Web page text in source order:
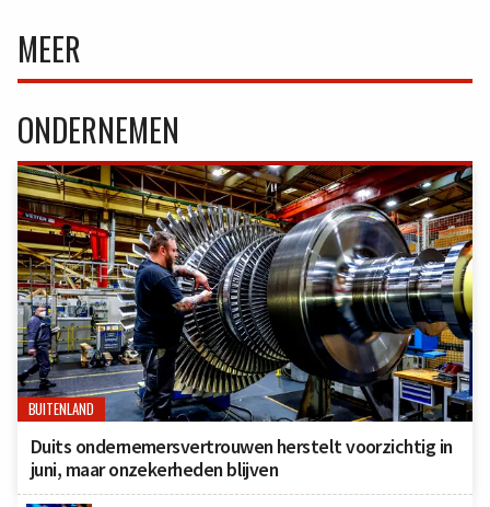
MEER
ONDERNEMEN
BUITENLAND
Duits ondernemersvertrouwen herstelt voorzichtig in
juni, maar onzekerheden blijven